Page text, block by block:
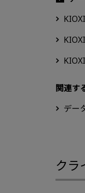
関連す
デー
クラ